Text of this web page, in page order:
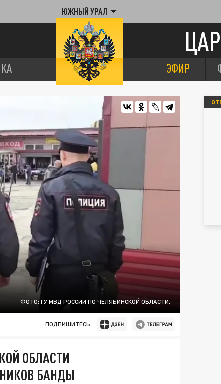
ЮЖНЫЙ УРАЛ
ЭФИР
ФОТО: ГУ МВД РОССИИ ПО ЧЕЛЯБИНСКОЙ ОБЛАСТИ.
ПОДПИШИТЕСЬ:
ОБЛАСТИ
БАНДЫ